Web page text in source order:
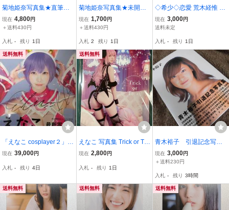
菊地姫奈写真集★直筆サ
イン入り★「帯付・第1刷
★moment★魅力満載・可
00+税
現在 4,800円
＋送料430円
入札 - 残り 1日
菊地姫奈写真集★未開封
品★「帯付★moment★魅
力満載・可愛さ満開・新
現在 1,700円
＋送料430円
入札 2 残り 1日
◇希少◇恋愛 荒木経惟 桐
島かれん 写真集 扶桑社 1
991年 モデル アラーキー
現在 3,000円
送料未定
入札 - 残り 1日
送料無料
「えなこ cosplayer２」最
新写真集 【サイン入
現在 39,000円
入札 - 残り 4日
送料無料
えなこ 写真集 Trick or Tre
at? えなこみゅ コミック
現在 2,800円
入札 - 残り 1日
青木裕子 引退記念写真
集
現在 3,000円
＋送料230円
入札 - 残り 3時間
送料無料 送料無料 送料無料